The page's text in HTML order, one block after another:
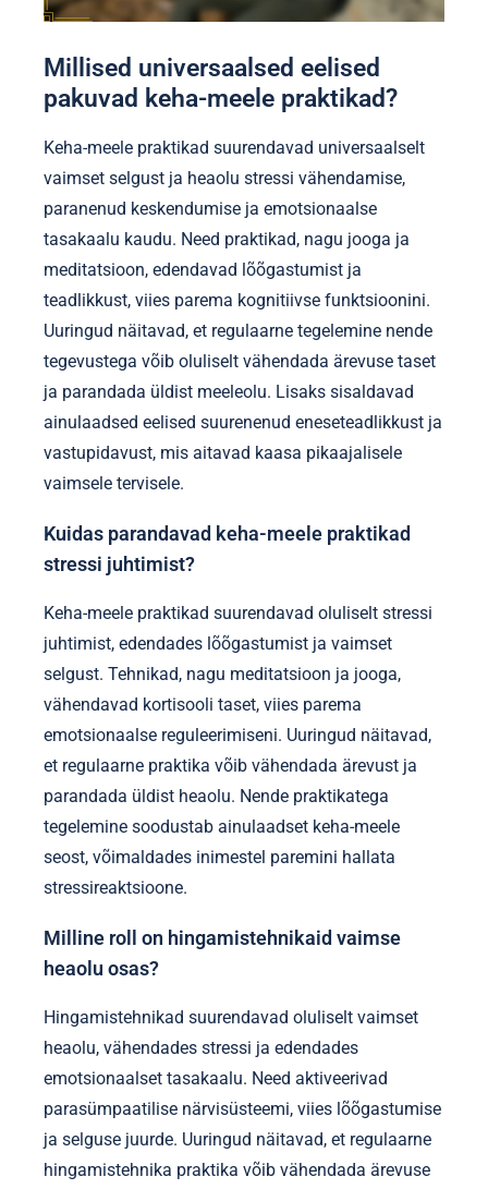
Millised universaalsed eelised
pakuvad keha-meele praktikad?
Keha-meele praktikad suurendavad universaalselt
vaimset selgust ja heaolu stressi vähendamise,
paranenud keskendumise ja emotsionaalse
tasakaalu kaudu. Need praktikad, nagu jooga ja
meditatsioon, edendavad lõõgastumist ja
teadlikkust, viies parema kognitiivse funktsioonini.
Uuringud näitavad, et regulaarne tegelemine nende
tegevustega võib oluliselt vähendada ärevuse taset
ja parandada üldist meeleolu. Lisaks sisaldavad
ainulaadsed eelised suurenenud eneseteadlikkust ja
vastupidavust, mis aitavad kaasa pikaajalisele
vaimsele tervisele.
Kuidas parandavad keha-meele praktikad
stressi juhtimist?
Keha-meele praktikad suurendavad oluliselt stressi
juhtimist, edendades lõõgastumist ja vaimset
selgust. Tehnikad, nagu meditatsioon ja jooga,
vähendavad kortisooli taset, viies parema
emotsionaalse reguleerimiseni. Uuringud näitavad,
et regulaarne praktika võib vähendada ärevust ja
parandada üldist heaolu. Nende praktikatega
tegelemine soodustab ainulaadset keha-meele
seost, võimaldades inimestel paremini hallata
stressireaktsioone.
Milline roll on hingamistehnikaid vaimse
heaolu osas?
Hingamistehnikad suurendavad oluliselt vaimset
heaolu, vähendades stressi ja edendades
emotsionaalset tasakaalu. Need aktiveerivad
parasümpaatilise närvisüsteemi, viies lõõgastumise
ja selguse juurde. Uuringud näitavad, et regulaarne
hingamistehnika praktika võib vähendada ärevuse